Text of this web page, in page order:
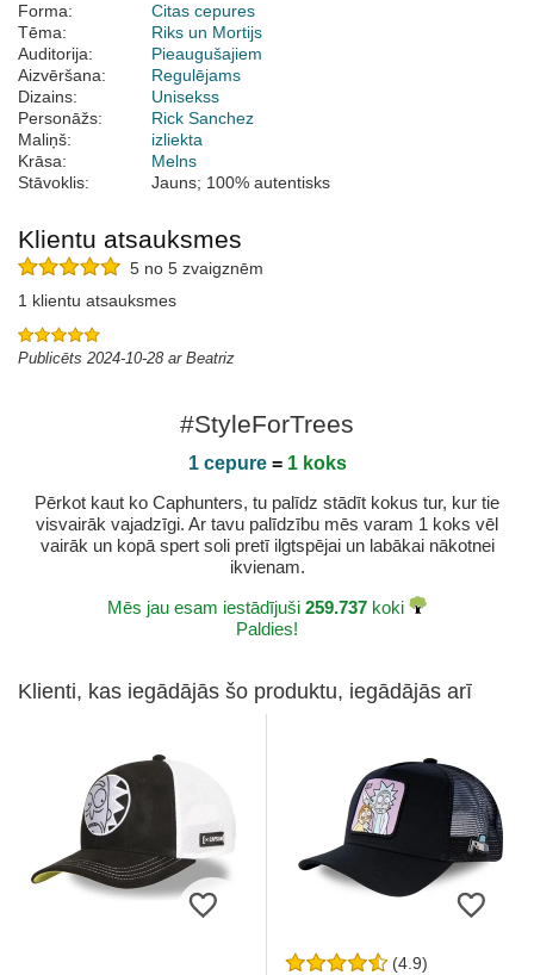
Forma:
Citas cepures
Tēma:
Riks un Mortijs
Auditorija:
Pieaugušajiem
Aizvēršana:
Regulējams
Dizains:
Unisekss
Personāžs:
Rick Sanchez
Maliņš:
izliekta
Krāsa:
Melns
Stāvoklis:
Jauns; 100% autentisks
Klientu atsauksmes
5 no 5 zvaigznēm
1 klientu atsauksmes
Publicēts 2024-10-28 ar Beatriz
#StyleForTrees
1 cepure= 1 koks
Pērkot kaut ko Caphunters, tu palīdz stādīt kokus tur, kur tie
visvairāk vajadzīgi. Ar tavu palīdzību mēs varam 1 koks vēl
vairāk un kopā spert soli pretī ilgtspējai un labākai nākotnei
ikvienam.
Mēs jau esam iestādījuši 259.737 koki
Paldies!
Klienti, kas iegādājās šo produktu, iegādājās arī
(4.9)